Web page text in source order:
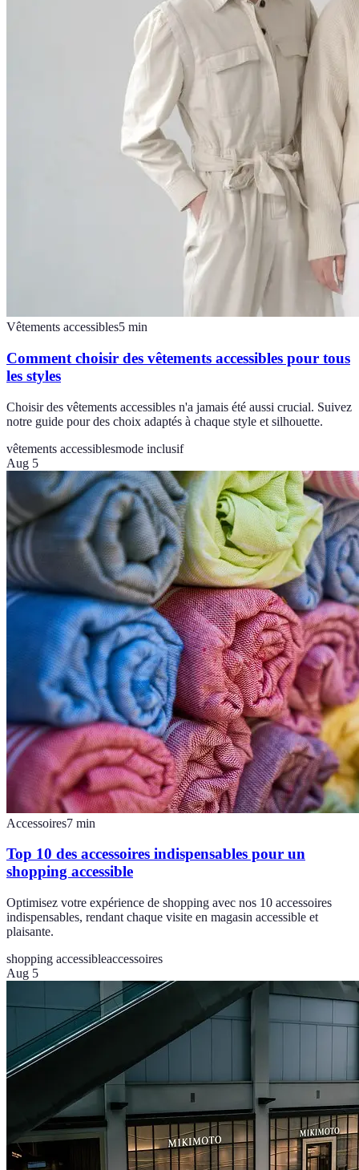
Vêtements accessibles5 min
Comment choisir des vêtements accessibles pour tous
les styles
Choisir des vêtements accessibles n'a jamais été aussi crucial. Suivez
notre guide pour des choix adaptés à chaque style et silhouette.
vêtements accessiblesmode inclusif
Aug 5
Accessoires7 min
Top 10 des accessoires indispensables pour un
shopping accessible
Optimisez votre expérience de shopping avec nos 10 accessoires
indispensables, rendant chaque visite en magasin accessible et
plaisante.
shopping accessibleaccessoires
Aug 5